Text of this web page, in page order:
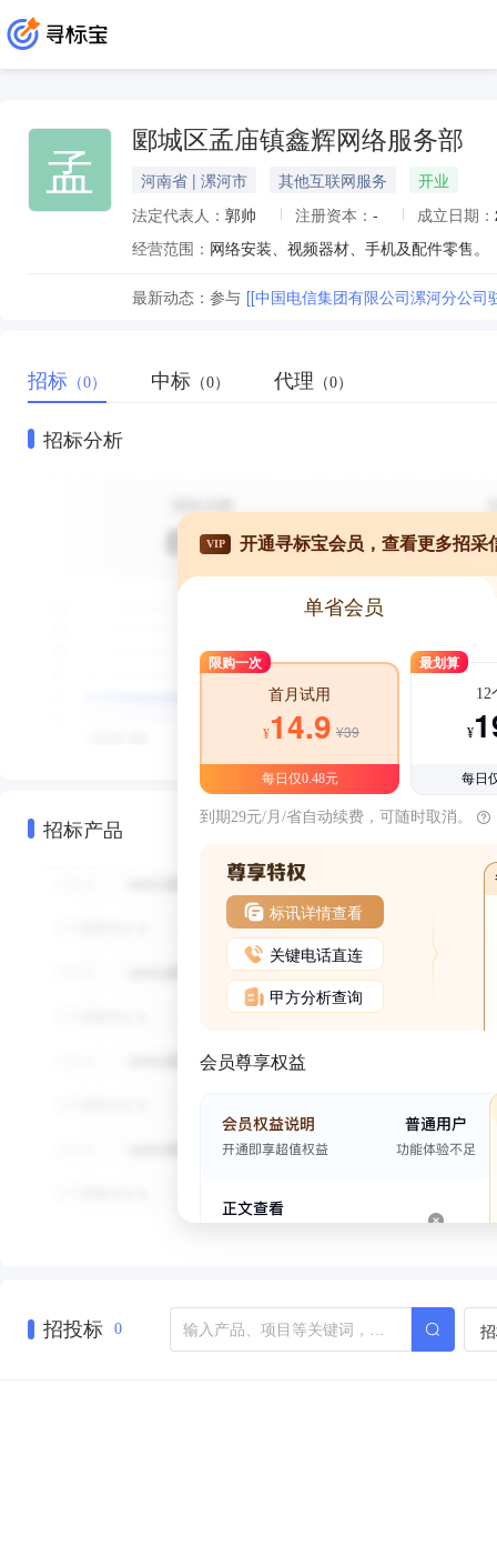
孟 郾城区孟庙镇鑫辉网络服务部
河南省 | 漯河市 其他互联网服务
开业
法定代表人： 郭帅 注册资本： - 成立日期：
经营范围： 网络安装、视频器材、手机及配件零售。
最新动态： 参与 [[中国电信集团有限公司漯河分公
招标 （0） 中标 （0） 代理 （0）
招标分析
招标产品
VIP 开通寻标宝会员，查看更多招采
单省会员
限购一次
首月试用
¥14.9 ¥39
每日仅0.48元
最划算
12
¥
每日
到期29元/月/省自动续费，可随时取消。
标讯详情查看
关键电话直连
甲方分析查询
会员尊享权益
招投标 0